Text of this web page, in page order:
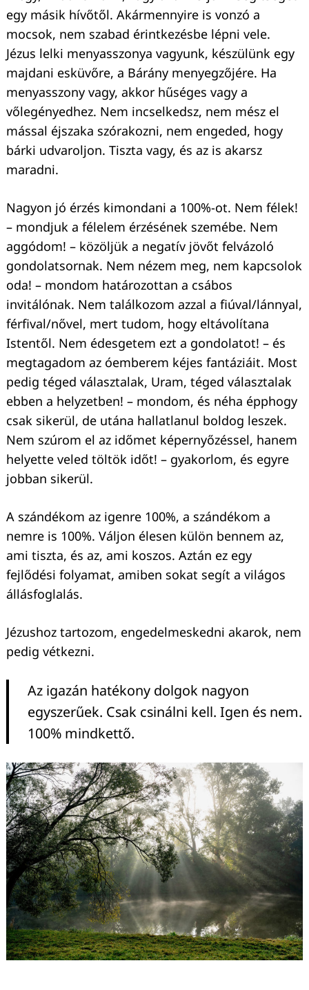
egy másik hívőtől. Akármennyire is vonzó a
mocsok, nem szabad érintkezésbe lépni vele.
Jézus lelki menyasszonya vagyunk, készülünk egy
majdani esküvőre, a Bárány menyegzőjére. Ha
menyasszony vagy, akkor hűséges vagy a
vőlegényedhez. Nem incselkedsz, nem mész el
mással éjszaka szórakozni, nem engeded, hogy
bárki udvaroljon. Tiszta vagy, és az is akarsz
maradni.
Nagyon jó érzés kimondani a 100%-ot. Nem félek!
– mondjuk a félelem érzésének szemébe. Nem
aggódom! – közöljük a negatív jövőt felvázoló
gondolatsornak. Nem nézem meg, nem kapcsolok
oda! – mondom határozottan a csábos
invitálónak. Nem találkozom azzal a fiúval/lánnyal,
férfival/nővel, mert tudom, hogy eltávolítana
Istentől. Nem édesgetem ezt a gondolatot! – és
megtagadom az óemberem kéjes fantáziáit. Most
pedig téged választalak, Uram, téged választalak
ebben a helyzetben! – mondom, és néha épphogy
csak sikerül, de utána hallatlanul boldog leszek.
Nem szúrom el az időmet képernyőzéssel, hanem
helyette veled töltök időt! – gyakorlom, és egyre
jobban sikerül.
A szándékom az igenre 100%, a szándékom a
nemre is 100%. Váljon élesen külön bennem az,
ami tiszta, és az, ami koszos. Aztán ez egy
fejlődési folyamat, amiben sokat segít a világos
állásfoglalás.
Jézushoz tartozom, engedelmeskedni akarok, nem
pedig vétkezni.
Az igazán hatékony dolgok nagyon
egyszerűek. Csak csinálni kell. Igen és nem.
100% mindkettő.